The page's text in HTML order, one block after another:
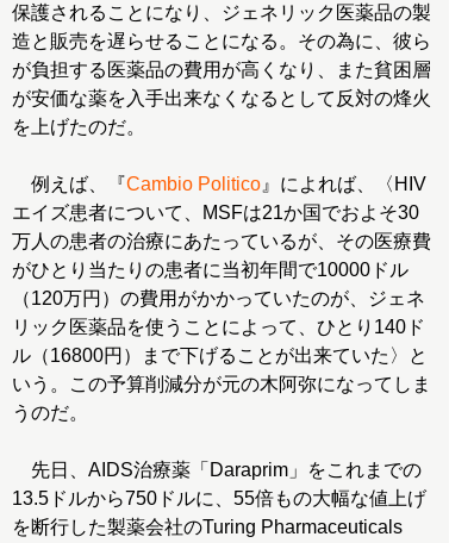
保護されることになり、ジェネリック医薬品の製
造と販売を遅らせることになる。その為に、彼ら
が負担する医薬品の費用が高くなり、また貧困層
が安価な薬を入手出来なくなるとして反対の烽火
を上げたのだ。
例えば、『Cambio Politico 』によれば、〈HIV
エイズ患者について、MSFは21か国でおよそ30
万人の患者の治療にあたっているが、その医療費
がひとり当たりの患者に当初年間で10000ドル
（120万円）の費用がかかっていたのが、ジェネ
リック医薬品を使うことによって、ひとり140ド
ル（16800円）まで下げることが出来ていた〉と
いう。この予算削減分が元の木阿弥になってしま
うのだ。
先日、AIDS治療薬「Daraprim」をこれまでの
13.5ドルから750ドルに、55倍もの大幅な値上げ
を断行した製薬会社のTuring Pharmaceuticals